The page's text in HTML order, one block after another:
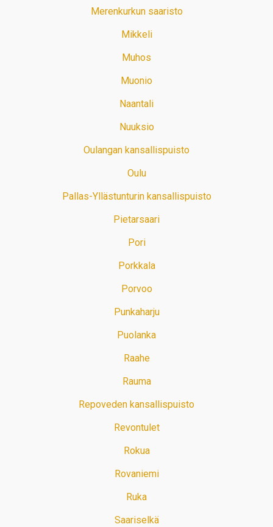
Merenkurkun saaristo
Mikkeli
Muhos
Muonio
Naantali
Nuuksio
Oulangan kansallispuisto
Oulu
Pallas-Yllästunturin kansallispuisto
Pietarsaari
Pori
Porkkala
Porvoo
Punkaharju
Puolanka
Raahe
Rauma
Repoveden kansallispuisto
Revontulet
Rokua
Rovaniemi
Ruka
Saariselkä